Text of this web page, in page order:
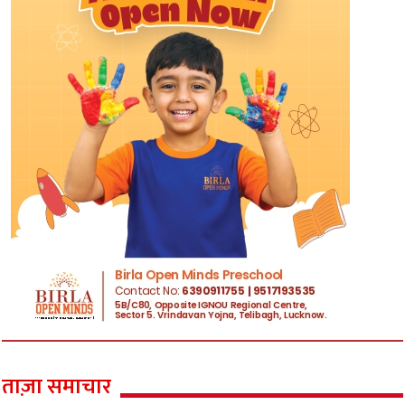
ताज़ा समाचार